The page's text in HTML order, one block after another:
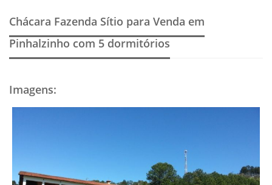
Chácara Fazenda Sítio para Venda em
Pinhalzinho com 5 dormitórios
Imagens: